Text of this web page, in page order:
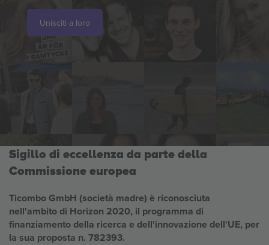
Unisciti a loro
Sigillo di eccellenza da parte della
Commissione europea
Ticombo GmbH (società madre) è riconosciuta
nell'ambito di Horizon 2020, il programma di
finanziamento della ricerca e dell'innovazione dell'UE, per
la sua proposta n. 782393.